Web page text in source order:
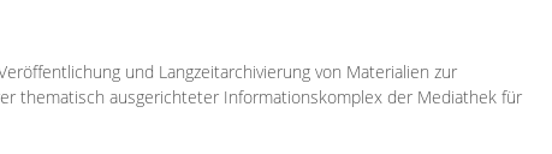
und Langzeitarchivierung von Materialien zur
thematisch ausgerichteter Informationskomplex der Mediathek für